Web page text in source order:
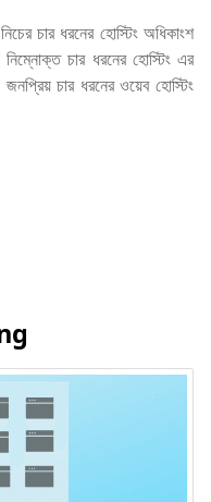
চার ধরনের হোস্টিং অধিকাংশ
চার ধরনের হোস্টিং এর
চার ধরনের ওয়েব হোস্টিং